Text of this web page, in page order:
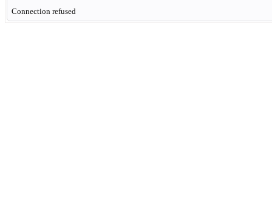
Connection refused